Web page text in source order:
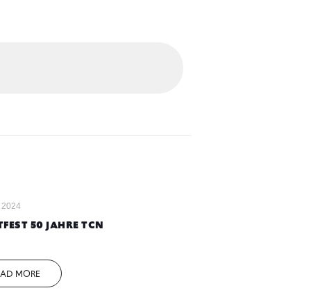
2024
50 JAHRE TCN
MORE